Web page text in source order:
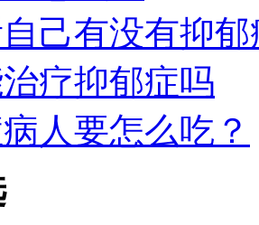
己有没有抑郁
疗抑郁症吗
人要怎么吃？